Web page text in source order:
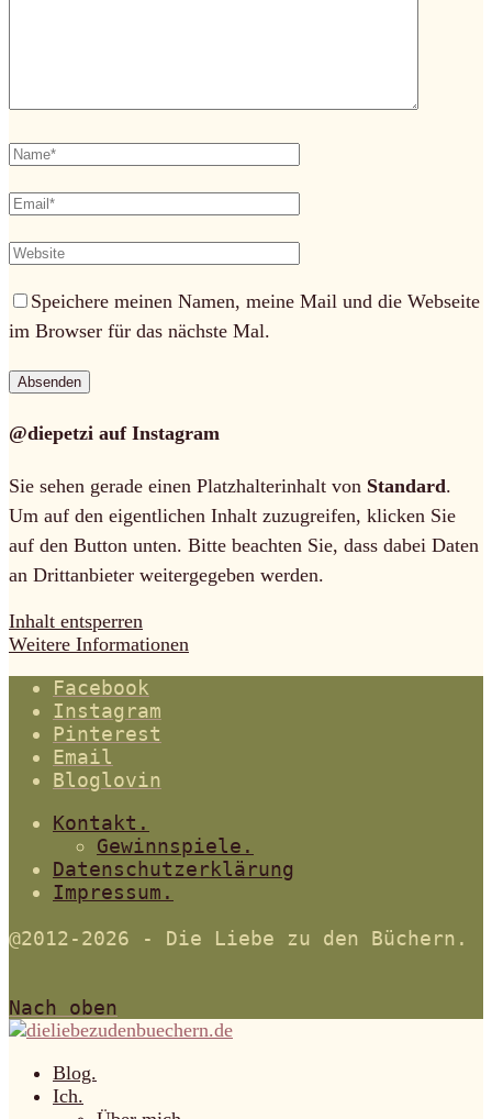
Speichere meinen Namen, meine Mail und die Webseite
im Browser für das nächste Mal.
@diepetzi auf Instagram
Sie sehen gerade einen Platzhalterinhalt von Standard.
Um auf den eigentlichen Inhalt zuzugreifen, klicken Sie
auf den Button unten. Bitte beachten Sie, dass dabei Daten
an Drittanbieter weitergegeben werden.
Inhalt entsperren
Weitere Informationen
Facebook
Instagram
Pinterest
Email
Bloglovin
Kontakt.
Gewinnspiele.
Datenschutzerklärung
Impressum.
@2012-2026 - Die Liebe zu den Büchern.
Nach oben
Blog.
Ich.